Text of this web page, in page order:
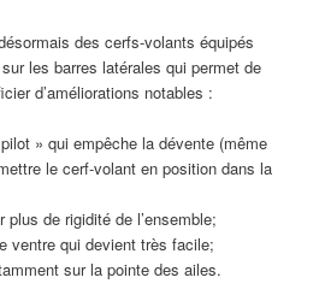
des cerfs-volants équipés
les barres latérales qui permet de
d’améliorations notables :
» qui empêche la dévente (même
le cerf-volant en position dans la
de rigidité de l’ensemble;
ventre qui devient très facile;
sur la pointe des ailes.